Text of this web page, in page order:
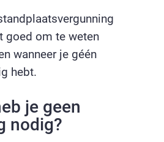
goed om te weten
wanneer je géén
hebt.
je geen
nodig?